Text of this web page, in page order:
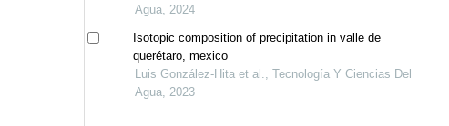
Agua, 2024
Isotopic composition of precipitation in valle de
querétaro, mexico
Luis González-Hita et al., Tecnología Y Ciencias Del
Agua, 2023